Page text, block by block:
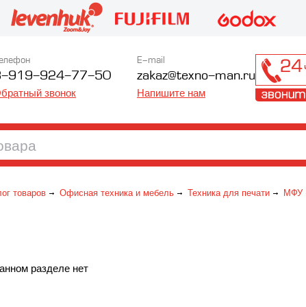
919-924-77-50
звонок
E-mail
zakaz@texno-man.ru
Напишите нам
товаров Офисная техника и мебель Техника для печати МФУ
разделе нет